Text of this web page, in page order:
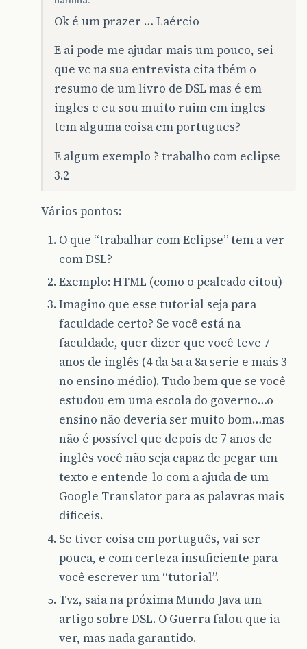
Ok é um prazer … Laércio
E ai pode me ajudar mais um pouco, sei
que vc na sua entrevista cita tbém o
resumo de um livro de DSL mas é em
ingles e eu sou muito ruim em ingles
tem alguma coisa em portugues?
E algum exemplo ? trabalho com eclipse
3.2
Vários pontos:
O que “trabalhar com Eclipse” tem a ver
com DSL?
Exemplo: HTML (como o pcalcado citou)
Imagino que esse tutorial seja para
faculdade certo? Se você está na
faculdade, quer dizer que você teve 7
anos de inglês (4 da 5a a 8a serie e mais 3
no ensino médio). Tudo bem que se você
estudou em uma escola do governo…o
ensino não deveria ser muito bom…mas
não é possível que depois de 7 anos de
inglês você não seja capaz de pegar um
texto e entende-lo com a ajuda de um
Google Translator para as palavras mais
dificeis.
Se tiver coisa em português, vai ser
pouca, e com certeza insuficiente para
você escrever um “tutorial”.
Tvz, saia na próxima Mundo Java um
artigo sobre DSL. O Guerra falou que ia
ver, mas nada garantido.